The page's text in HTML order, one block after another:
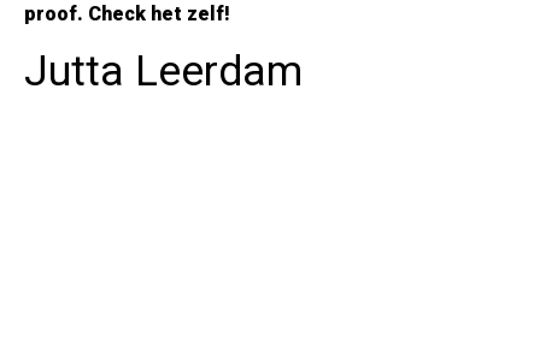
proof. Check het zelf!
Jutta Leerdam